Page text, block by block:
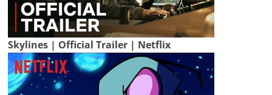
Skylines | Official Trailer | Netflix